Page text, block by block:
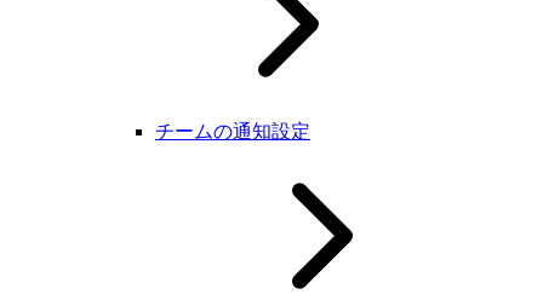
チームの通知設定